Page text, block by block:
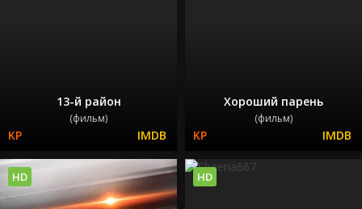
13-й район
(фильм)
Хороший парень
(фильм)
HD HD